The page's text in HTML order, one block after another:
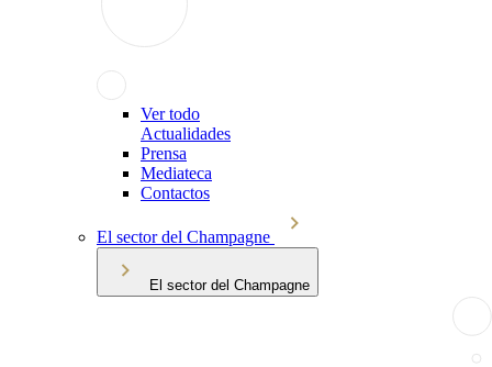
Ver todo
Actualidades
Prensa
Mediateca
Contactos
El sector del Champagne
El sector del Champagne